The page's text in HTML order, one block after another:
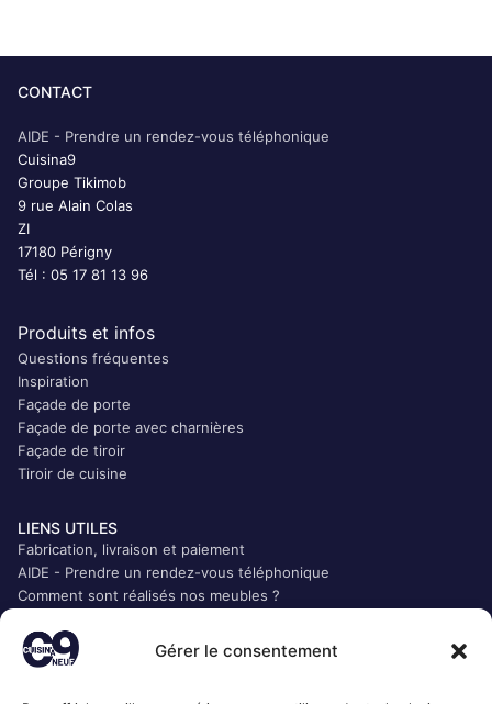
Gérer le consentement
CONTACT
AIDE - Prendre un rendez-vous téléphonique
Cuisina9
Groupe Tikimob
9 rue Alain Colas
ZI
17180 Périgny
Tél : 05 17 81 13 96
Produits et infos
Questions fréquentes
Inspiration
Façade de porte
Façade de porte avec charnières
Façade de tiroir
Tiroir de cuisine
LIENS UTILES
Fabrication, livraison et paiement
AIDE - Prendre un rendez-vous téléphonique
Comment sont réalisés nos meubles ?
CGV
Mentions légales